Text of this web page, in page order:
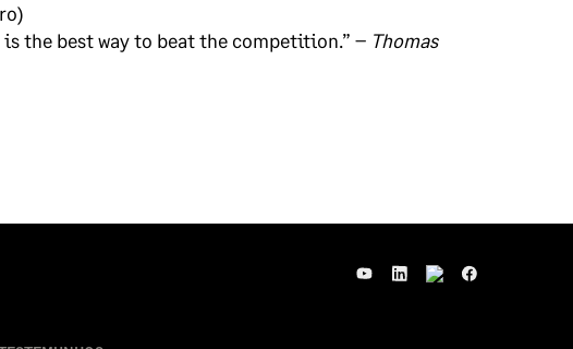
the best way to beat the competition.” – Thomas